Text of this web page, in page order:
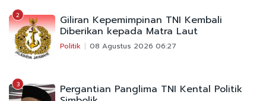
2 Giliran Kepemimpinan TNI Kembali
Diberikan kepada Matra Laut
Politik 08 Agustus 2026 06:27
3 Pergantian Panglima TNI Kental Politik